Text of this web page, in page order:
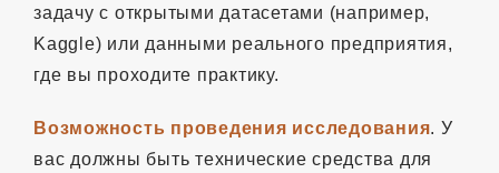
задачу с открытыми датасетами (например,
Kaggle) или данными реального предприятия,
где вы проходите практику.
Возможность проведения исследования. У
вас должны быть технические средства для